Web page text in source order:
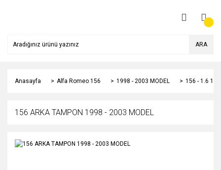
ARA
Anasayfa Alfa Romeo 156 1998 - 2003 MODEL 156 - 1.6
156 ARKA TAMPON 1998 - 2003 MODEL